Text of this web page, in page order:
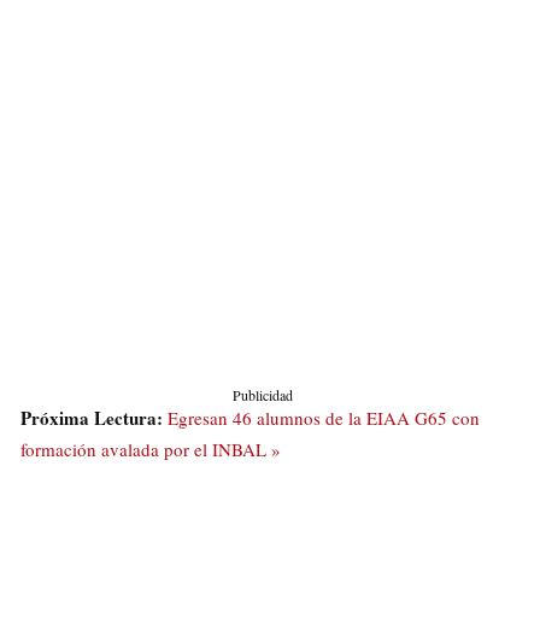
Publicidad
Próxima Lectura: Egresan 46 alumnos de la EIAA G65 con
formación avalada por el INBAL »